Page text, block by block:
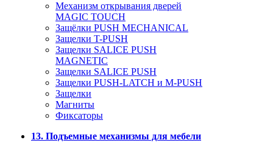
Механизм открывания дверей
MAGIC TOUCH
Защёлки PUSH MECHANICAL
Защелки T-PUSH
Защелки SALICE PUSH
MAGNETIC
Защелки SALICE PUSH
Защелки PUSH-LATCH и M-PUSH
Защелки
Магниты
Фиксаторы
13. Подъемные механизмы для мебели